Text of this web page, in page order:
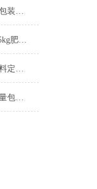
人工套袋自动夹袋肥料定量包装秤厂家
尿素颗粒打包机-单人套袋25kg肥料定量包装秤厂家
大型复合肥自动缝包25kg肥料定量包装秤工作原理
皮带双工位25kg有机肥料定量包装秤厂家